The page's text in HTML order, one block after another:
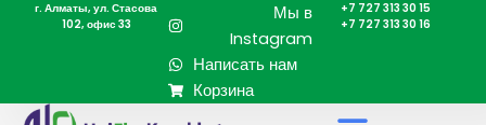
Перейтиг. Алматы, ул. Стасова
102, офис 33
Мы в
Instagram
Написать нам
Корзина
+7 727 313 30 15
+7 727 313 30 16